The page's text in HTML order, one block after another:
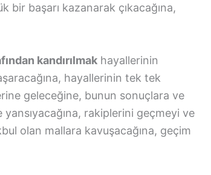
bir başarı kazanarak çıkacağına,
kandırılmak hayallerinin
hayallerinin tek tek
geleceğine, bunun sonuçlara ve
rakiplerini geçmeyi ve
olan mallara kavuşacağına, geçim